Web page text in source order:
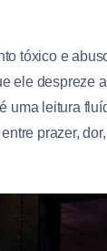
tóxico e
ele despreze
uma leitura
prazer,